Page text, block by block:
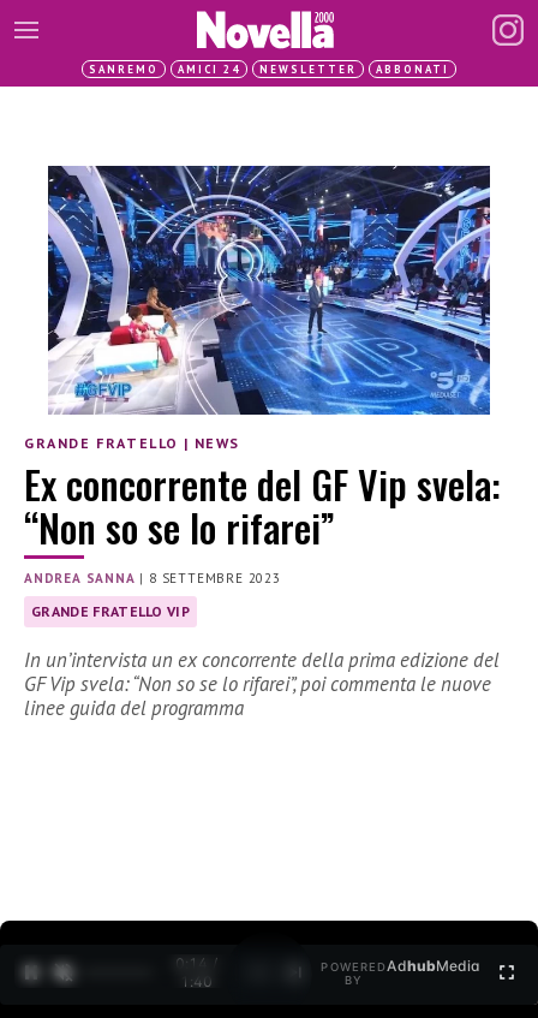
SANREMO AMICI 24 NEWSLETTER ABBONATI
GRANDE FRATELLO | NEWS
Ex concorrente del GF Vip svela:
“Non so se lo rifarei”
ANDREA SANNA | 8 SETTEMBRE 2023
GRANDE FRATELLO VIP
In un’intervista un ex concorrente della prima edizione del
GF Vip svela: “Non so se lo rifarei”, poi commenta le nuove
linee guida del programma
0:15 /
1:40
POWERED
BY
AdhubMedia